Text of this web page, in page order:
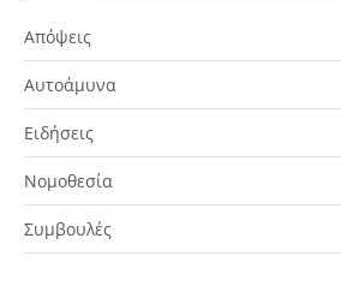
Απόψεις
Αυτοάμυνα
Ειδήσεις
Νομοθεσία
Συμβουλές